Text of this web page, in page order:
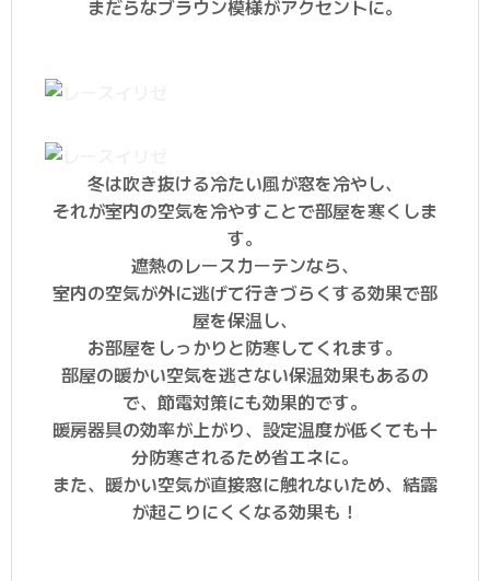
まだらなブラウン模様がアクセントに。
冬は吹き抜ける冷たい風が窓を冷やし、
それが室内の空気を冷やすことで部屋を寒くしま
す。
遮熱のレースカーテンなら、
室内の空気が外に逃げて行きづらくする効果で部
屋を保温し、
お部屋をしっかりと防寒してくれます。
部屋の暖かい空気を逃さない保温効果もあるの
で、節電対策にも効果的です。
暖房器具の効率が上がり、設定温度が低くても十
分防寒されるため省エネに。
また、暖かい空気が直接窓に触れないため、結露
が起こりにくくなる効果も！